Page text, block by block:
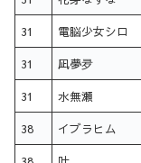
31 電脳少女シロ
31 凪夢夛
31 水無瀬
38 イブラヒム